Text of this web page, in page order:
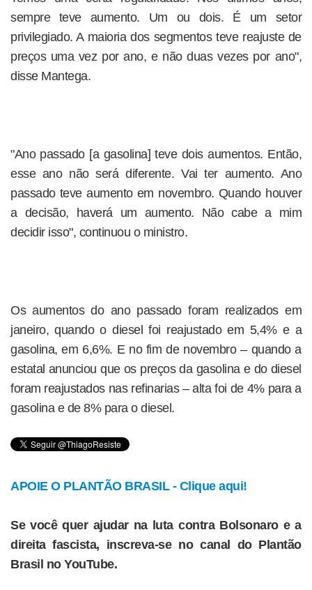
sempre teve aumento. Um ou dois. É um setor
privilegiado. A maioria dos segmentos teve reajuste de
preços uma vez por ano, e não duas vezes por ano",
disse Mantega.
"Ano passado [a gasolina] teve dois aumentos. Então,
esse ano não será diferente. Vai ter aumento. Ano
passado teve aumento em novembro. Quando houver
a decisão, haverá um aumento. Não cabe a mim
decidir isso", continuou o ministro.
Os aumentos do ano passado foram realizados em
janeiro, quando o diesel foi reajustado em 5,4% e a
gasolina, em 6,6%. E no fim de novembro – quando a
estatal anunciou que os preços da gasolina e do diesel
foram reajustados nas refinarias – alta foi de 4% para a
gasolina e de 8% para o diesel.
APOIE O PLANTÃO BRASIL - Clique aqui!
Se você quer ajudar na luta contra Bolsonaro e a
direita fascista, inscreva-se no canal do Plantão
Brasil no YouTube.